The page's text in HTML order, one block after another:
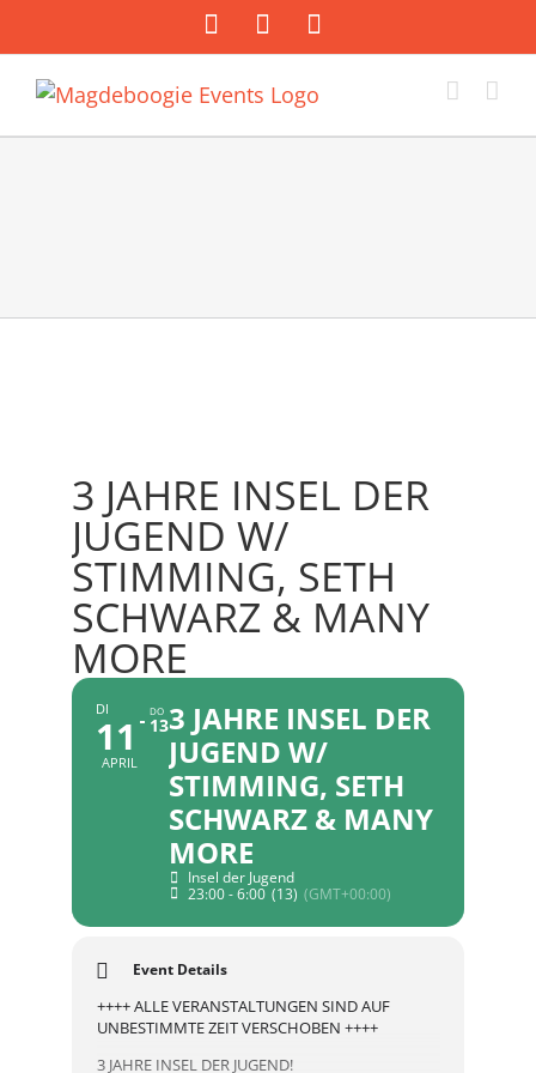
Inhalt
springen
FacebookInstagram
Mail
3 JAHRE INSEL DER
JUGEND W/
STIMMING, SETH
SCHWARZ & MANY
MORE
DI
11
APRIL
DO
133 JAHRE INSEL DER
JUGEND W/
STIMMING, SETH
SCHWARZ & MANY
MORE
Insel der Jugend
23:00 - 6:00 (13) (GMT+00:00)
Event Details
++++ ALLE VERANSTALTUNGEN SIND AUF
UNBESTIMMTE ZEIT VERSCHOBEN ++++
3 JAHRE INSEL DER JUGEND!